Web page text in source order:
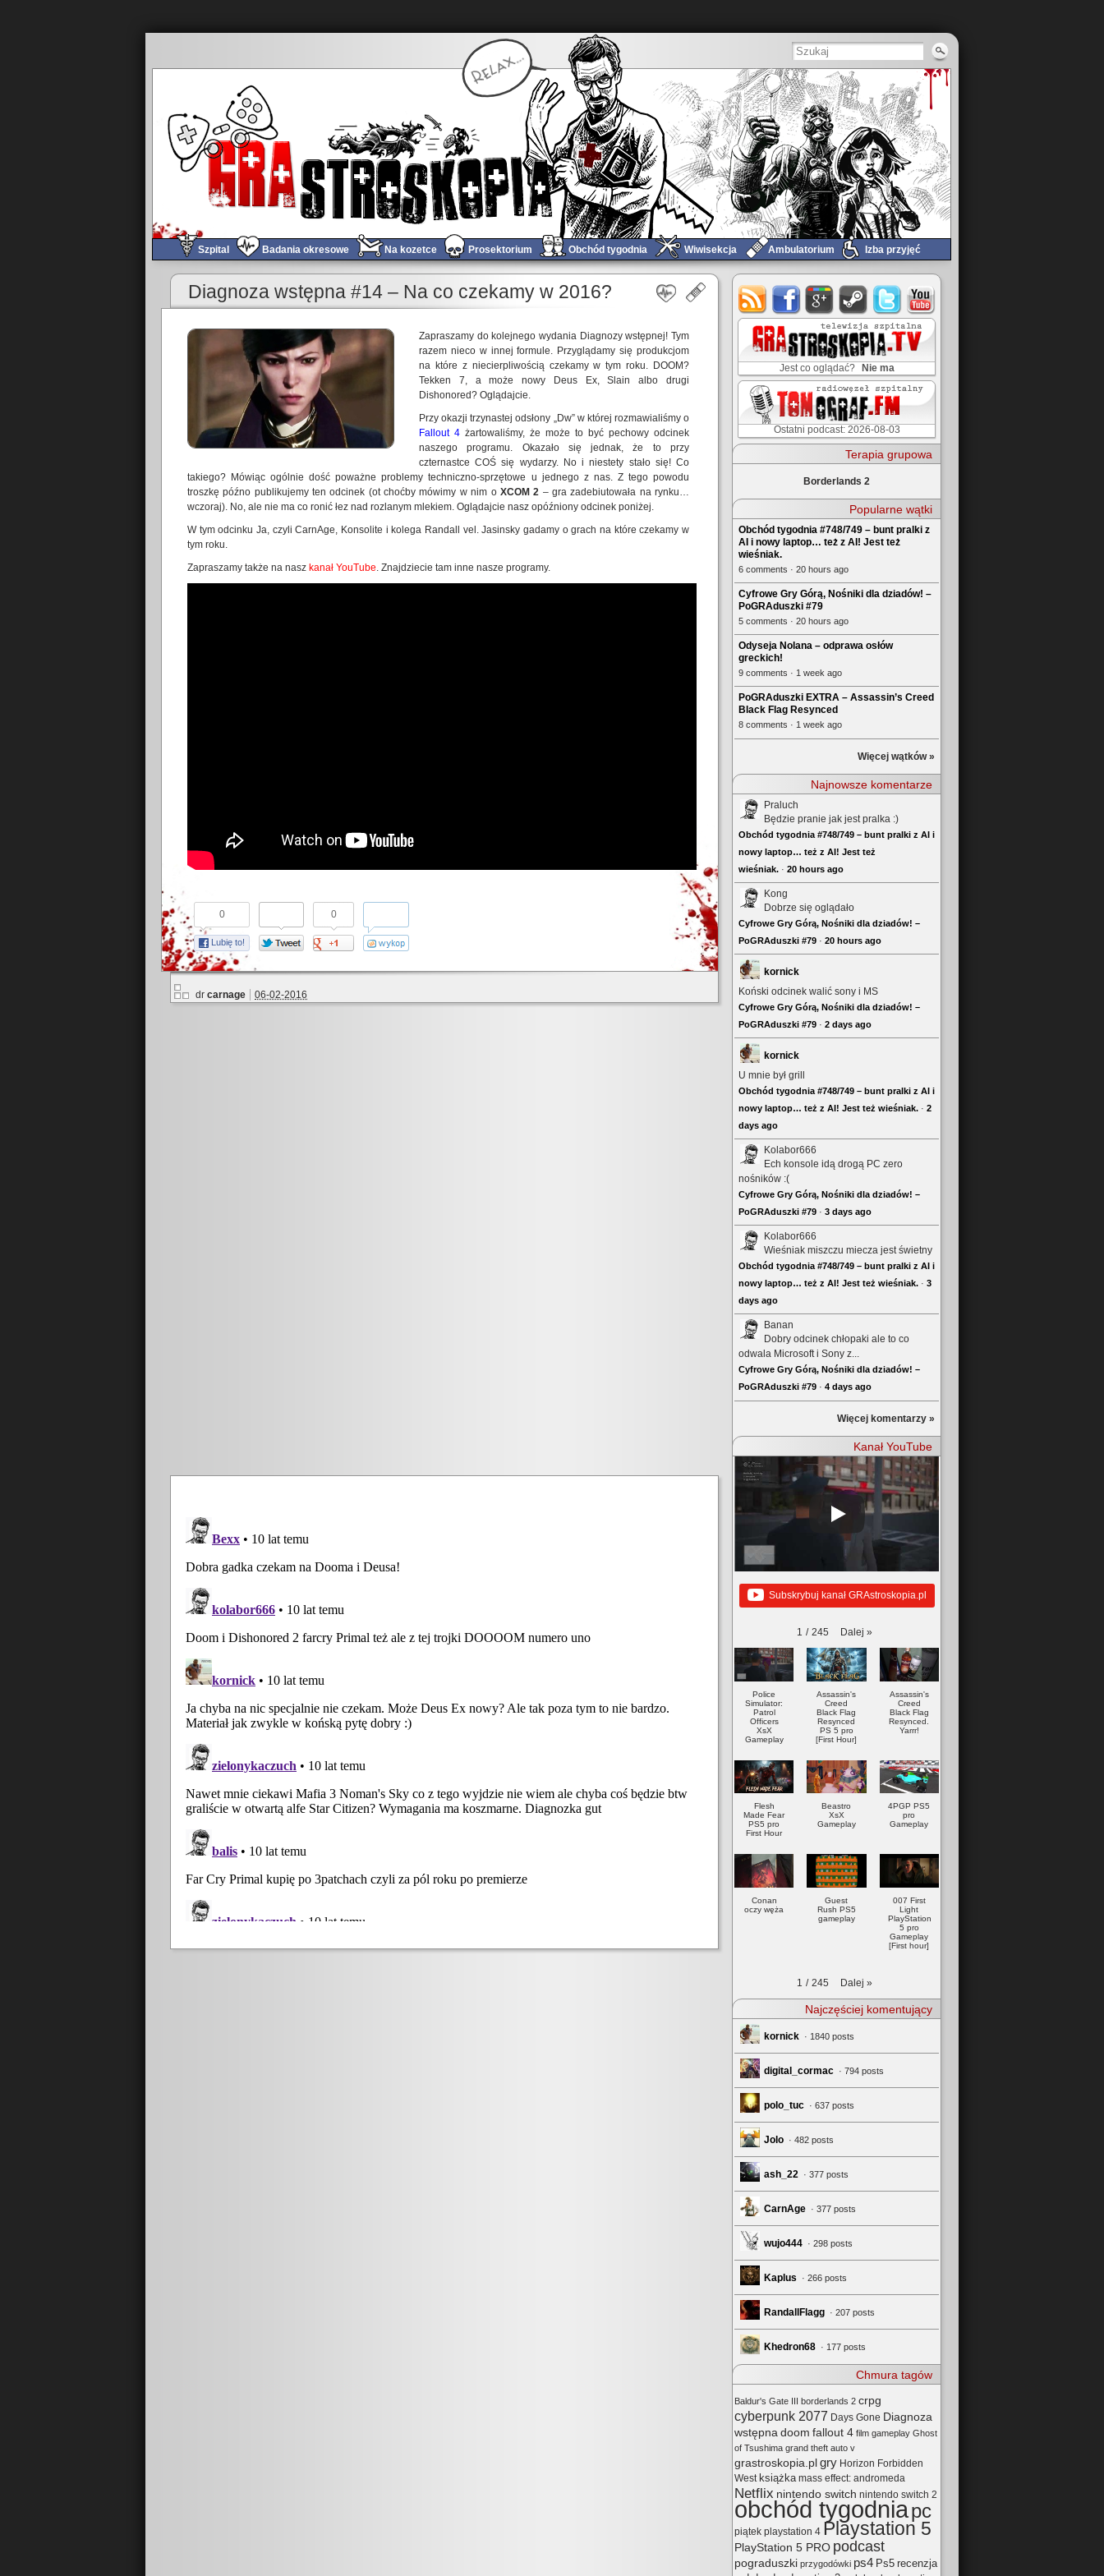
Szpital Badania okresowe Na kozetce Prosektorium Obchód tygodnia Wiwisekcja Ambulatorium Izba przyjęć
Obchód tygodnia #206 Gramy w Unravel – wrażenia z wersji testowej»
Diagnoza wstępna #14 – Na co czekamy w 2016?
Zapraszamy do kolejnego wydania Diagnozy wstępnej! Tym
razem nieco w innej formule. Przyglądamy się produkcjom
na które z niecierpliwością czekamy w tym roku. DOOM?
Tekken 7, a może nowy Deus Ex, Slain albo drugi
Dishonored? Oglądajcie.
Przy okazji trzynastej odsłony „Dw” w której rozmawialiśmy o
Fallout 4 żartowaliśmy, że może to być pechowy odcinek
naszego programu. Okazało się jednak, że to przy
czternastce COŚ się wydarzy. No i niestety stało się! Co
takiego? Mówiąc ogólnie dość poważne problemy techniczno-sprzętowe u jednego z nas. Z tego powodu
troszkę późno publikujemy ten odcinek (ot choćby mówimy w nim o XCOM 2 – gra zadebiutowała na rynku…
wczoraj). No, ale nie ma co ronić łez nad rozlanym mlekiem. Oglądajcie nasz opóźniony odcinek poniżej.
W tym odcinku Ja, czyli CarnAge, Konsolite i kolega Randall vel. Jasinsky gadamy o grach na które czekamy w
tym roku.
Zapraszamy także na nasz kanał YouTube. Znajdziecie tam inne nasze programy.
0
Lubię to!
0
dr carnage 06-02-2016
Jest co oglądać? Nie ma
Ostatni podcast: 2026-08-03
Terapia grupowa
Borderlands 2
Popularne wątki
Obchód tygodnia #748/749 – bunt pralki z
AI i nowy laptop… też z AI! Jest też
wieśniak.
6 comments · 20 hours ago
Cyfrowe Gry Górą, Nośniki dla dziadów! –
PoGRAduszki #79
5 comments · 20 hours ago
Odyseja Nolana – odprawa osłów
greckich!
9 comments · 1 week ago
PoGRAduszki EXTRA – Assassin’s Creed
Black Flag Resynced
8 comments · 1 week ago
Więcej wątków »
Najnowsze komentarze
Praluch
Będzie pranie jak jest pralka :)
Obchód tygodnia #748/749 – bunt pralki z AI i
nowy laptop… też z AI! Jest też
wieśniak. · 20 hours ago
Kong
Dobrze się oglądało
Cyfrowe Gry Górą, Nośniki dla dziadów! –
PoGRAduszki #79 · 20 hours ago
kornick
Koński odcinek walić sony i MS
Cyfrowe Gry Górą, Nośniki dla dziadów! –
PoGRAduszki #79 · 2 days ago
kornick
U mnie był grill
Obchód tygodnia #748/749 – bunt pralki z AI i
nowy laptop… też z AI! Jest też wieśniak. · 2
days ago
Kolabor666
Ech konsole idą drogą PC zero
nośników :(
Cyfrowe Gry Górą, Nośniki dla dziadów! –
PoGRAduszki #79 · 3 days ago
Kolabor666
Wieśniak miszczu miecza jest świetny
Obchód tygodnia #748/749 – bunt pralki z AI i
nowy laptop… też z AI! Jest też wieśniak. · 3
days ago
Banan
Dobry odcinek chłopaki ale to co
odwala Microsoft i Sony z...
Cyfrowe Gry Górą, Nośniki dla dziadów! –
PoGRAduszki #79 · 4 days ago
Więcej komentarzy »
Kanał YouTube
Subskrybuj kanał GRAstroskopia.pl
1 / 245 Dalej »
Police
Simulator:
Patrol
Officers
XsX
Gameplay
Assassin's
Creed
Black Flag
Resynced
PS 5 pro
[First Hour]
Assassin's
Creed
Black Flag
Resynced.
Yarrr!
Flesh
Made Fear
PS5 pro
First Hour
Beastro
XsX
Gameplay
4PGP PS5
pro
Gameplay
Conan
oczy węża
Guest
Rush PS5
gameplay
007 First
Light
PlayStation
5 pro
Gameplay
[First hour]
1 / 245 Dalej »
Najczęściej komentujący
kornick · 1840 posts
digital_cormac · 794 posts
polo_tuc · 637 posts
Jolo · 482 posts
ash_22 · 377 posts
CarnAge · 377 posts
wujo444 · 298 posts
Kaplus · 266 posts
RandallFlagg · 207 posts
Khedron68 · 177 posts
Chmura tagów
Baldur's Gate III borderlands 2 crpg
cyberpunk 2077 Days Gone Diagnoza
wstępnadoom fallout 4 film gameplay Ghost
of Tsushima grand theft auto v
grastroskopia.pl gry Horizon Forbidden
West książka mass effect: andromeda
Netflix nintendo switch nintendo switch 2
obchód tygodniapc
piątek playstation 4 Playstation 5
PlayStation 5 PRO podcast
pograduszki przygodówki ps4 Ps5 recenzja